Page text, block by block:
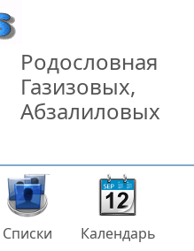
Родословная
Газизовых,
Абзалиловых
Списки Календарь